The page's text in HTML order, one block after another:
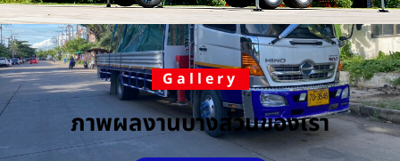
Gallery
ภาพผลงานบางส่วนของเรา